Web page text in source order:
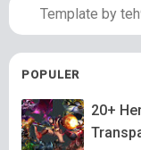
Template by
POPULER
20+